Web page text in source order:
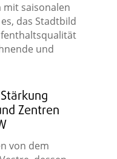
mit saisonalen
das Stadtbild
und
Zentren
von dem